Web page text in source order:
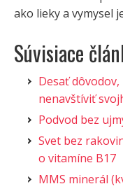
ako lieky a vymysel
Súvisiace
Desať
nenavštíviť
Podvod bez
Svet bez
o vitamíne B17
MMS minerál